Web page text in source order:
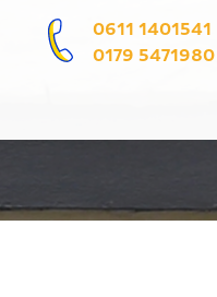
0611 1401541
0179 5471980